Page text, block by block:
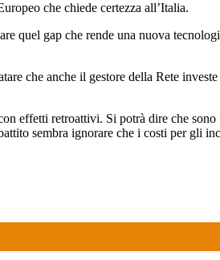
che chiede certezza all’Italia.
quel gap che rende una nuova
che anche il gestore della Rete
effetti retroattivi. Si potrà dire che
sembra ignorare che i costi per gli